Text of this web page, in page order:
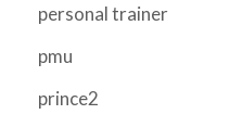
personal trainer
pmu
prince2